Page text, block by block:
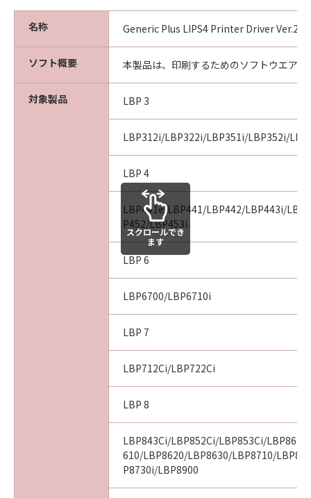
名称 Generic Plus LIPS4 Printer Driver
ソフト概要 本製品は、印刷するためのソフトウエアで
対象製品 LBP 3
LBP312i/LBP322i/LBP351i/LBP352i/
LBP 4
LBP441e/LBP441/LBP442/LBP443i/
P452/LBP453i
LBP 6
LBP6700/LBP6710i
LBP 7
LBP712Ci/LBP722Ci
LBP 8
LBP843Ci/LBP852Ci/LBP853Ci/
610/LBP8620/LBP8630/LBP8710/
P8730i/LBP8900
スクロールでき
ます